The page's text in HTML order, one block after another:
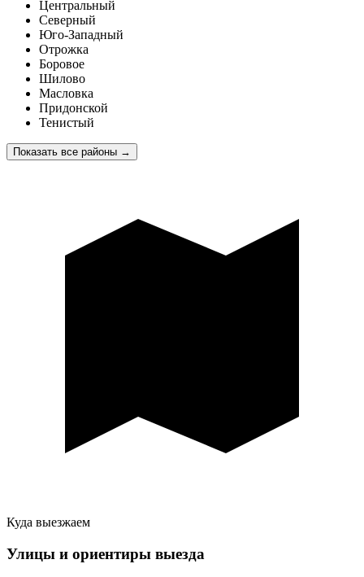
Центральный
Северный
Юго-Западный
Отрожка
Боровое
Шилово
Масловка
Придонской
Тенистый
Показать все районы →
Куда выезжаем
Улицы и ориентиры выезда